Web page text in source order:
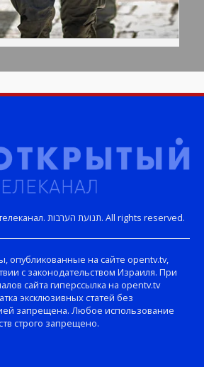
Copyright © Открытый телеканал. תנועת הערבות. All rights reserved.
опубликованные на сайте opentv.tv,
с законодательством Израиля. При
сайта гиперссылка на opentv.tv
эксклюзивных статей без
запрещена. Любое использование
строго запрещено.